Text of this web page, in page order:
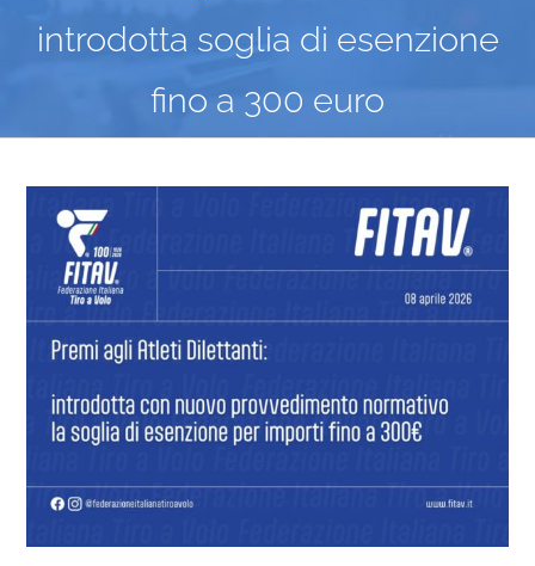
introdotta soglia di esenzione
fino a 300 euro
immagine